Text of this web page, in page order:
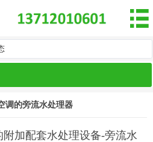

调的旁流水处理器
加配套水处理设备-旁流水